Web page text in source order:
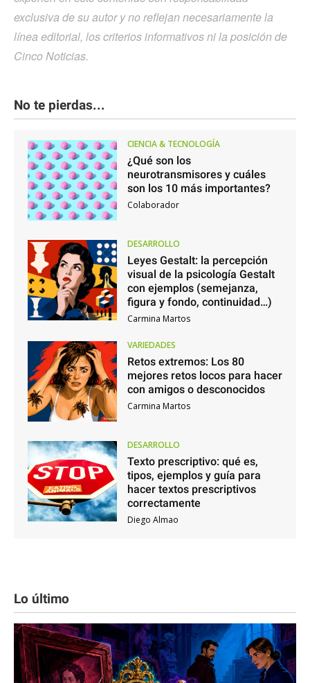
exclusiva de su autor y no reflejan necesariamente la
línea editorial, los criterios informativos ni la posición de
Cinco Noticias.
No te pierdas...
CIENCIA & TECNOLOGÍA
¿Qué son los
neurotransmisores y cuáles
son los 10 más importantes?
Colaborador
DESARROLLO
Leyes Gestalt: la percepción
visual de la psicología Gestalt
con ejemplos (semejanza,
figura y fondo, continuidad…)
Carmina Martos
VARIEDADES
Retos extremos: Los 80
mejores retos locos para hacer
con amigos o desconocidos
Carmina Martos
DESARROLLO
Texto prescriptivo: qué es,
tipos, ejemplos y guía para
hacer textos prescriptivos
correctamente
Diego Almao
Lo último